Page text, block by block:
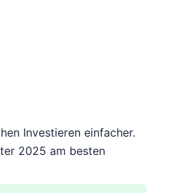
Investieren einfacher.
2025 am besten